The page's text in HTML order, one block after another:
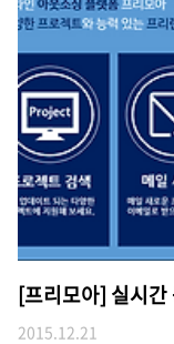
[프리모아] 실시
2015.12.21